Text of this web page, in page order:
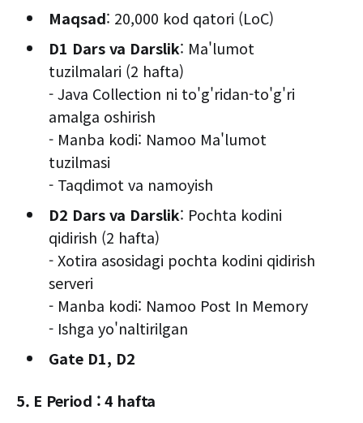
Maqsad: 20,000 kod qatori (LoC)
D1 Dars va Darslik: Ma'lumot
tuzilmalari (2 hafta)
- Java Collection ni to'g'ridan-to'g'ri
amalga oshirish
- Manba kodi: Namoo Ma'lumot
tuzilmasi
- Taqdimot va namoyish
D2 Dars va Darslik: Pochta kodini
qidirish (2 hafta)
- Xotira asosidagi pochta kodini qidirish
serveri
- Manba kodi: Namoo Post In Memory
- Ishga yo'naltirilgan
Gate D1, D2
5. E Period : 4 hafta